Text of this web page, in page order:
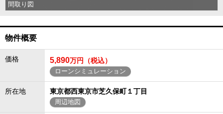
間取り図
物件概要
価格 5,890万円（税込）
ローンシミュレーション
所在地 東京都西東京市芝久保町１丁目
周辺地図